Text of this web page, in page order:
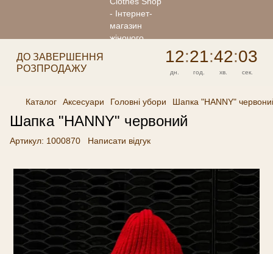
ДО ЗАВЕРШЕННЯ
РОЗПРОДАЖУ
12:21:42:03
дн. год. хв. сек.
Каталог Аксесуари Головні убори Шапка "HANNY"
Шапка "HANNY" червоний
Артикул: 1000870 Написати відгук